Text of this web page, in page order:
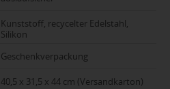
Kunststoff, recycelter Edelstahl,
Silikon
Geschenkverpackung
40,5 x 31,5 x 44 cm (Versandkarton)